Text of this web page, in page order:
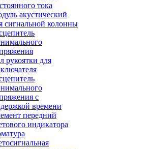
тока
акустический
сигнальной колонны
рукоятки для
с
времени
передний
индикатора